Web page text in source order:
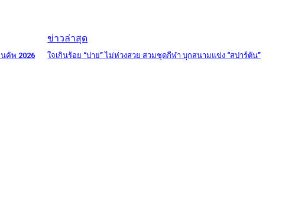
คัพ 2026
ข่าวล่าสุด
ใจเกินร้อย “ปาย” ไม่ห่วงสวย สวมชุดกีฬา บุกสนามแข่ง “สปาร์ตัน”